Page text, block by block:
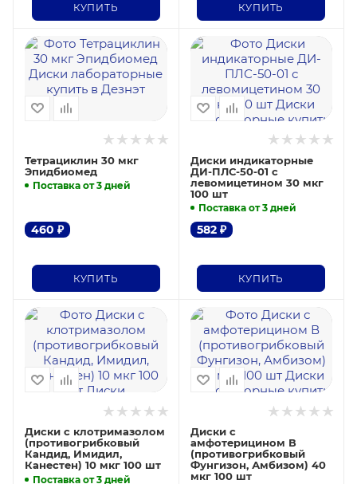
КУПИТЬ КУПИТЬ
Тетрациклин 30 мкг
Эпидбиомед
Поставка от 3 дней
460 ₽
КУПИТЬ
Диски индикаторные
ДИ-ПЛС-50-01 с
левомицетином 30 мкг
100 шт
Поставка от 3 дней
582₽
КУПИТЬ
Диски с клотримазолом
(противогрибковый
Кандид, Имидил,
Канестен) 10 мкг 100 шт
Поставка от 3 дней
Диски с
амфотерицином В
(противогрибковый
Фунгизон, Амбизом) 40
мкг 100 шт